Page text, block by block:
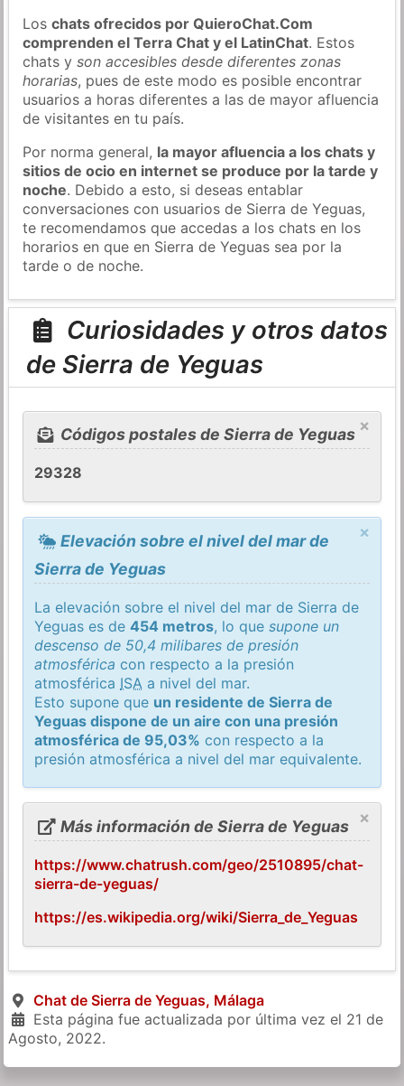
Loschats ofrecidos por QuieroChat.Com
comprenden el Terra Chat y el LatinChat. Estos
chats yson accesibles desde diferentes zonas
horarias, pues de este modo es posible encontrar
usuarios a horas diferentes a las de mayor afluencia
de visitantes en tu país.
Por norma general, la mayor afluencia a los chats y
sitios de ocio en internet se produce por la tarde y
noche. Debido a esto, si deseas entablar
conversaciones con usuarios de Sierra de Yeguas,
te recomendamos que accedas a los chats en los
horarios en que en Sierra de Yeguas sea por la
tarde o de noche.
Curiosidades y otros datos
de Sierra de Yeguas
×
Códigos postales de Sierra de Yeguas
29328
×
Elevación sobre el nivel del mar de
Sierra de Yeguas
La elevación sobre el nivel del mar de Sierra de
Yeguas es de454 metros, lo quesupone un
descenso de 50,4 milibares de presión
atmosférica con respecto a la presión
atmosférica ISA a nivel del mar.
Esto supone que un residente de Sierra de
Yeguas dispone de un aire con una presión
atmosférica de 95,03% con respecto a la
presión atmosférica a nivel del mar equivalente.
×
Más información de Sierra de Yeguas
https://www.chatrush.com/geo/2510895/chat-
sierra-de-yeguas/
https://es.wikipedia.org/wiki/Sierra_de_Yeguas
Chat de Sierra de Yeguas, Málaga
Esta página fue actualizada por última vez el 21 de
Agosto, 2022.